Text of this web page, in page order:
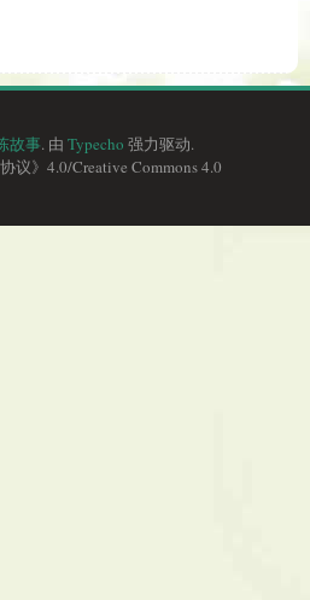
故事. 由 Typecho 强力驱动.
议》4.0/Creative Commons 4.0